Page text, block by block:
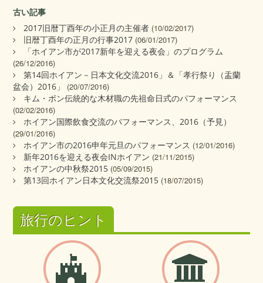
古い記事
2017旧暦丁酉年の小正月の主催者 (10/02/2017)
旧暦丁酉年の正月の行事2017 (06/01/2017)
「ホイアン市が2017新年を迎える夜会」のプログラム
(26/12/2016)
第14回ホイアン－日本文化交流2016」＆「孝行祭り（盂蘭
盆会）2016」
(20/07/2016)
キム・ボン伝統的な木材職の先祖命日式のパフォーマンス
(02/02/2016)
ホイアン国際飲食交流のパフォーマンス、2016（予見）
(29/01/2016)
ホイアン市の2016申年元旦のパフォーマンス (12/01/2016)
新年2016を迎える夜会INホイアン (21/11/2015)
ホイアンの中秋祭2015 (05/09/2015)
第13回ホイアン日本文化交流祭2015 (18/07/2015)
旅行のヒント